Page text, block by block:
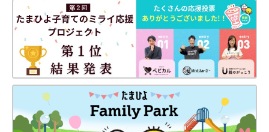
「似顔絵を見て喜んでくれる人たちがいるから頑張れる」とSUZUさんは言いま
――現在は似顔絵のお店を中心に活動しているのでしょうか？
SUZU それが、2023年２月に第６子を妊娠していることがわか
ったんです。つわり
などで体調が悪すぎて去年１年間はほとんど